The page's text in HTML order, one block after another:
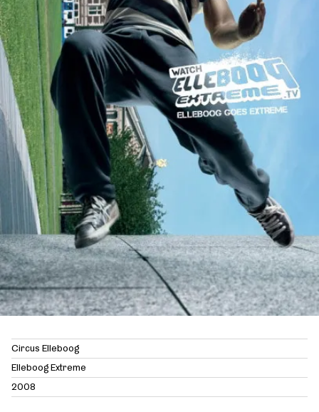
Circus Elleboog
Elleboog Extreme
2008